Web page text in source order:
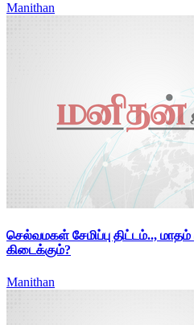
Manithan
செல்வமகள் சேமிப்பு திட்டம்..,
கிடைக்கும்?
Manithan